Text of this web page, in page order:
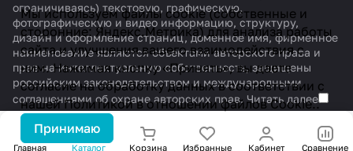
Главная Каталог Корзина Избранные Кабинет Сравнение
Мы используем файлы cookie (собственные и
сторонние: Яндекс.Метрика) для анализа работы
сайта и улучшения вашего взаимодействия с
ним. Нажимая кнопку «Принять», вы даете
согласие на обработку данных в соответствии с
нашейПолитикой в отношении файлов Cookie..
Принимаю
ограничиваясь) текстовую, графическую,
фотографическую и видео информацию, структуру,
дизайн и оформление страниц, доменное имя, фирменное
наименование являются объектами авторского права и
прав на интеллектуальную собственность, защищены
российским законодательством и международными
соглашениями об охране авторских прав. Читать далее